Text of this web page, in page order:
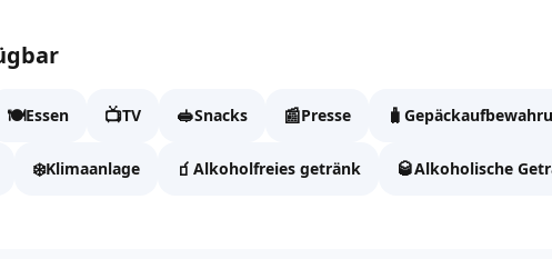
🍽️Essen 📺TV 🥪Snacks 📰Presse 🧳
❄️Klimaanlage 🧃 Alkoholfreies getränk 🥃Alkoholische